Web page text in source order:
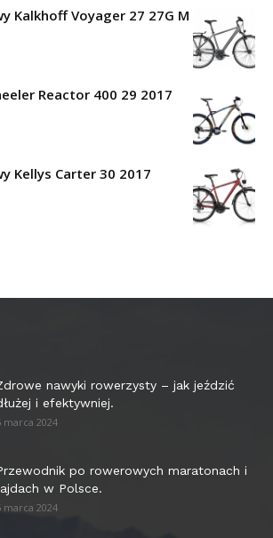
Kalkhoff Voyager 27 27G M
Reactor 400 29 2017
Kellys Carter 30 2017
nawyki rowerzysty – jak jeździć
i efektywniej.
marca 2024
po rowerowych maratonach i
w Polsce.
marca 2024